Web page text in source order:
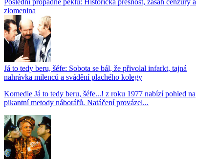
Poslední propadne peklu: Historická přesnost, zásah cenzury a
zlomenina
Já to tedy beru, šéfe: Sobota se bál, že přivolal infarkt, tajná
nahrávka milenců a svádění plachého kolegy
Komedie Já to tedy beru, šéfe...! z roku 1977 nabízí pohled na
pikantní metody náborářů. Natáčení provázel...